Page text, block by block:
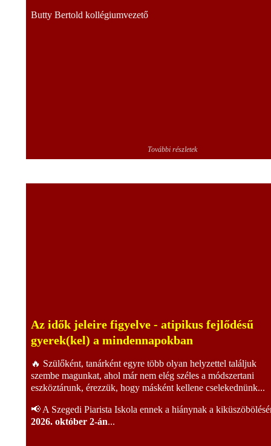
Butty Bertold kollégiumvezető
További részletek
Az idők jeleire figyelve - atipikus fejlődésű
gyerek(kel) a mindennapokban
🔥 Szülőként, tanárként egyre több olyan helyzettel találjuk
szembe magunkat, ahol már nem elég széles a módszertani
eszköztárunk, érezzük, hogy másként kellene cselekednünk...
📢 A Szegedi Piarista Iskola ennek a hiánynak a
2026. október 2-án...